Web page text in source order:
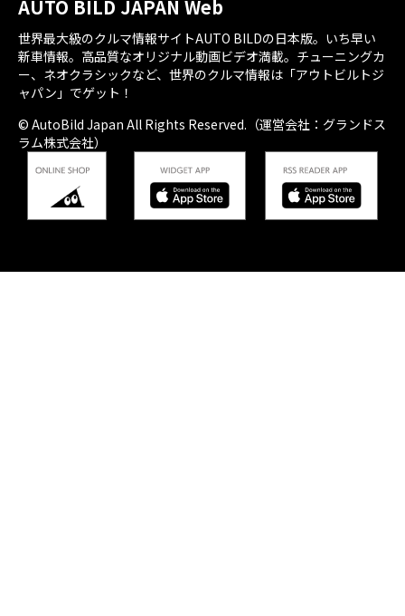
AUTO BILD JAPAN Web
世界最大級のクルマ情報サイトAUTO BILDの日本版。いち早い
新車情報。高品質なオリジナル動画ビデオ満載。チューニングカ
ー、ネオクラシックなど、世界のクルマ情報は「アウトビルトジ
ャパン」でゲット！
© AutoBild Japan All Rights Reserved.（運営会社：グランドス
ラム株式会社）